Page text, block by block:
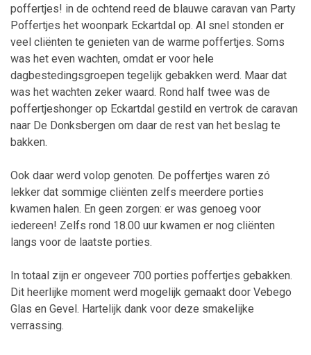
poffertjes! in de ochtend reed de blauwe caravan van Party
Poffertjes het woonpark Eckartdal op. Al snel stonden er
veel cliënten te genieten van de warme poffertjes. Soms
was het even wachten, omdat er voor hele
dagbestedingsgroepen tegelijk gebakken werd. Maar dat
was het wachten zeker waard. Rond half twee was de
poffertjeshonger op Eckartdal gestild en vertrok de caravan
naar De Donksbergen om daar de rest van het beslag te
bakken.
Ook daar werd volop genoten. De poffertjes waren zó
lekker dat sommige cliënten zelfs meerdere porties
kwamen halen. En geen zorgen: er was genoeg voor
iedereen! Zelfs rond 18.00 uur kwamen er nog cliënten
langs voor de laatste porties.
In totaal zijn er ongeveer 700 porties poffertjes gebakken.
Dit heerlijke moment werd mogelijk gemaakt door Vebego
Glas en Gevel. Hartelijk dank voor deze smakelijke
verrassing.